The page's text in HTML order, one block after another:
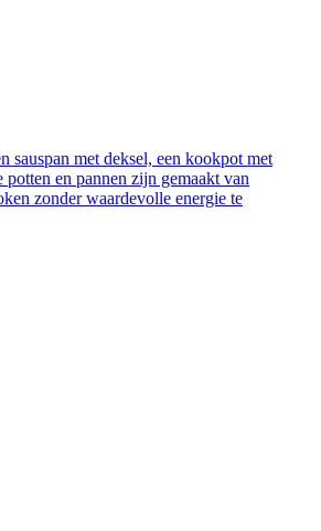
sauspan met deksel, een kookpot met
en pannen zijn gemaakt van
zonder waardevolle energie te